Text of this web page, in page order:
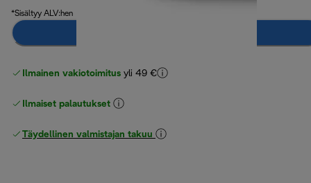
*Sisältyy ALV:hen
Ilmainen vakiotoimitus yli 49 €
Ilmaiset palautukset
Täydellinen valmistajan takuu